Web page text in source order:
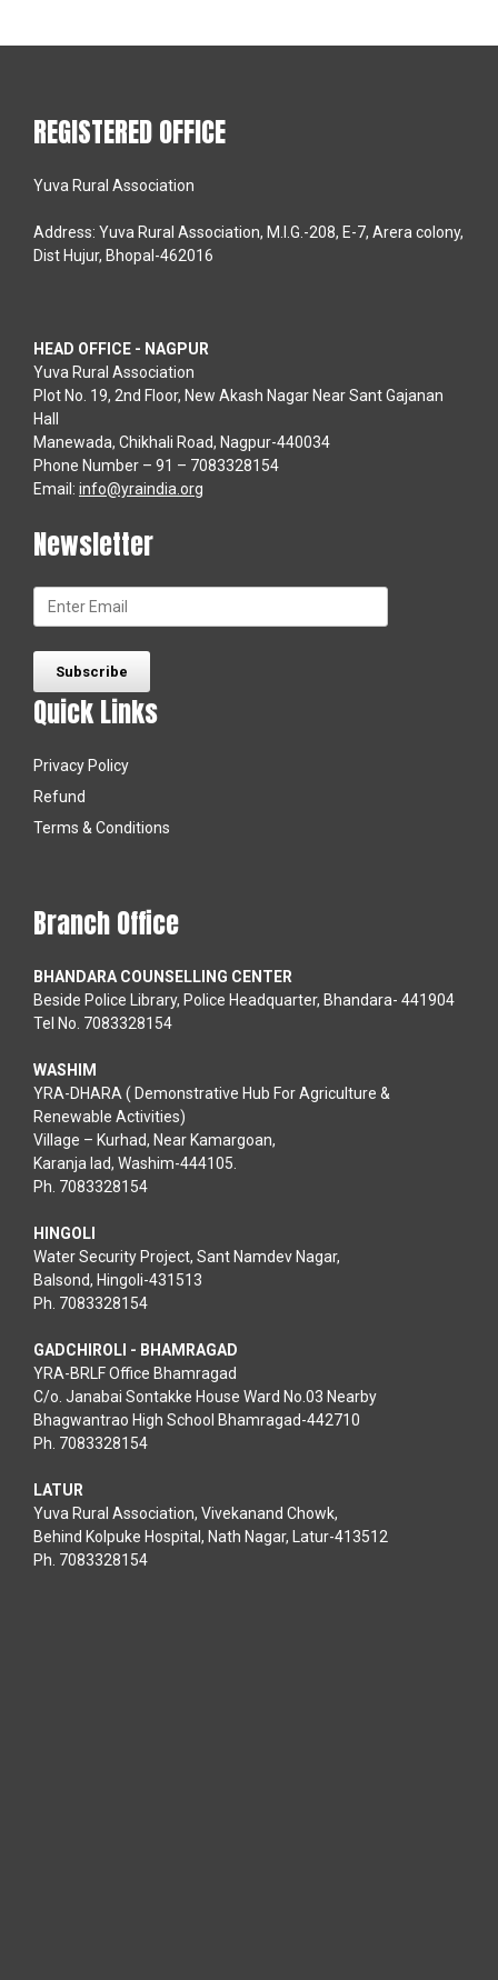
REGISTERED OFFICE
Yuva Rural Association
Address: Yuva Rural Association, M.I.G.-208, E-7, Arera colony,
Dist Hujur, Bhopal-462016
HEAD OFFICE - NAGPUR
Yuva Rural Association
Plot No. 19, 2nd Floor, New Akash Nagar Near Sant Gajanan
Hall
Manewada, Chikhali Road, Nagpur-440034
Phone Number – 91 – 7083328154
Email: info@yraindia.org
Newsletter
Quick Links
Privacy Policy
Refund
Terms & Conditions
Branch Office
BHANDARA COUNSELLING CENTER
Beside Police Library, Police Headquarter, Bhandara- 441904
Tel No. 7083328154
WASHIM
YRA-DHARA ( Demonstrative Hub For Agriculture &
Renewable Activities)
Village – Kurhad, Near Kamargoan,
Karanja lad, Washim-444105.
Ph. 7083328154
HINGOLI
Water Security Project, Sant Namdev Nagar,
Balsond, Hingoli-431513
Ph. 7083328154
GADCHIROLI - BHAMRAGAD
YRA-BRLF Office Bhamragad
C/o. Janabai Sontakke House Ward No.03 Nearby
Bhagwantrao High School Bhamragad-442710
Ph. 7083328154
LATUR
Yuva Rural Association, Vivekanand Chowk,
Behind Kolpuke Hospital, Nath Nagar, Latur-413512
Ph. 7083328154